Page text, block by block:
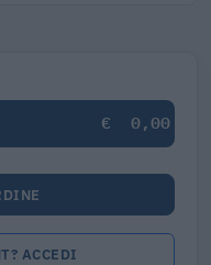
€ 0,00
ACCEDI